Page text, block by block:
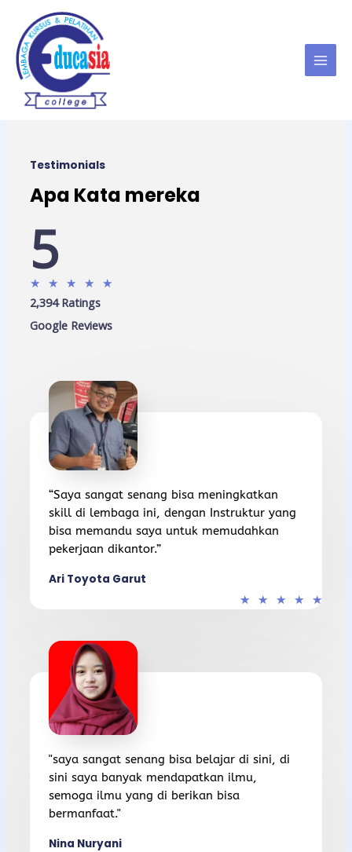
Testimonials
Apa Kata mereka
5
★ ★ ★ ★ ★
2,394 Ratings
Google Reviews
“Saya sangat senang bisa meningkatkan
skill di lembaga ini, dengan Instruktur yang
bisa memandu saya untuk memudahkan
pekerjaan dikantor.”
★ ★ ★ ★ ★
Ari Toyota Garut
"saya sangat senang bisa belajar di sini, di
sini saya banyak mendapatkan ilmu,
semoga ilmu yang di berikan bisa
bermanfaat."
Nina Nuryani